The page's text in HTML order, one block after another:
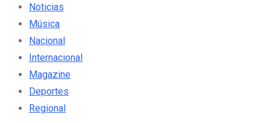
Noticias
Música
Nacional
Internacional
Magazine
Deportes
Regional